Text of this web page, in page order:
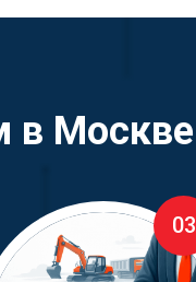
в Москве
03